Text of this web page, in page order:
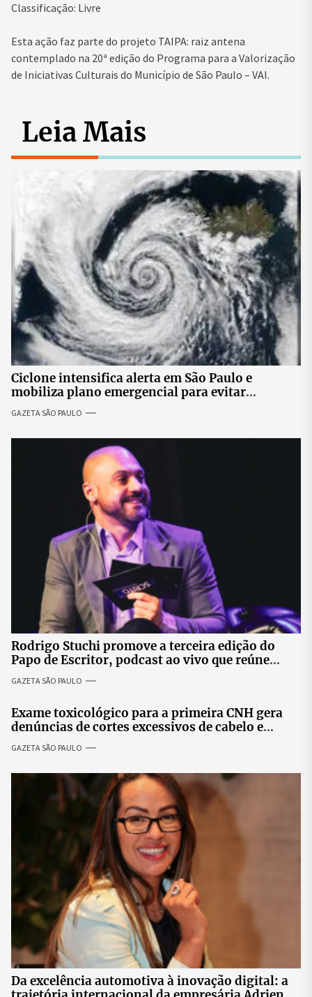
Classificação: Livre
Esta ação faz parte do projeto TAIPA: raiz antena
contemplado na 20ª edição do Programa para a Valorização
de Iniciativas Culturais do Município de São Paulo – VAI.
Leia Mais
Ciclone intensifica alerta em São Paulo e
mobiliza plano emergencial para evitar
impactos no fornecimento de energia
GAZETA SÃO PAULO
Rodrigo Stuchi promove a terceira edição do
Papo de Escritor, podcast ao vivo que reúne
especialistas para discutir saúde mental e
prosperidade.
GAZETA SÃO PAULO
Exame toxicológico para a primeira CNH gera
denúncias de cortes excessivos de cabelo e
revolta entre candidatas
GAZETA SÃO PAULO
Da excelência automotiva à inovação digital: a